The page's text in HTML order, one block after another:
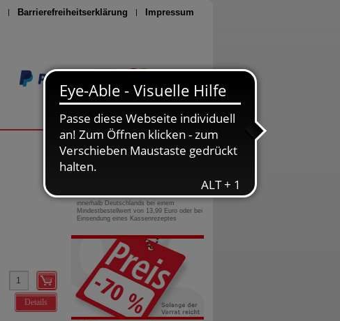
Barrierefreiheitserklärung Impressum
Seite drucken
Details
0800-10 11 422
gebührenfreie Rufnummer
innerhalb Deutschlands bei einem
Mindestbestellwert von 13,99 Euro oder bei
Einsendung eines Kassenrezeptes